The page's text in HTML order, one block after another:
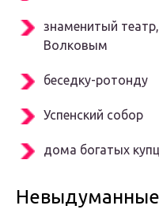
знаменитый
Волковым
беседку-ротонду
Успенский собор
дома богатых
Невыдуманные